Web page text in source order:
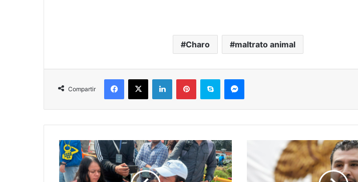
Charo maltrato animal
Compartir
Facebook
X LinkedInPinterestSkype Messenger
#Morelia
Presume
Ayto
Retiro
Ocampo
Presenta